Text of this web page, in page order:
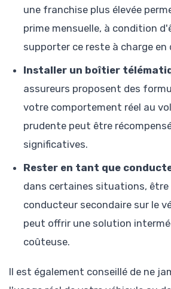
une franchise plus élevée
prime mensuelle, à condition
supporter ce reste à charge en
Installer un boîtier
assureurs proposent des
votre comportement réel au
prudente peut être
significatives.
Rester en tant que
dans certaines situations, être
conducteur secondaire sur le
peut offrir une solution
coûteuse.
Il est également conseillé de ne